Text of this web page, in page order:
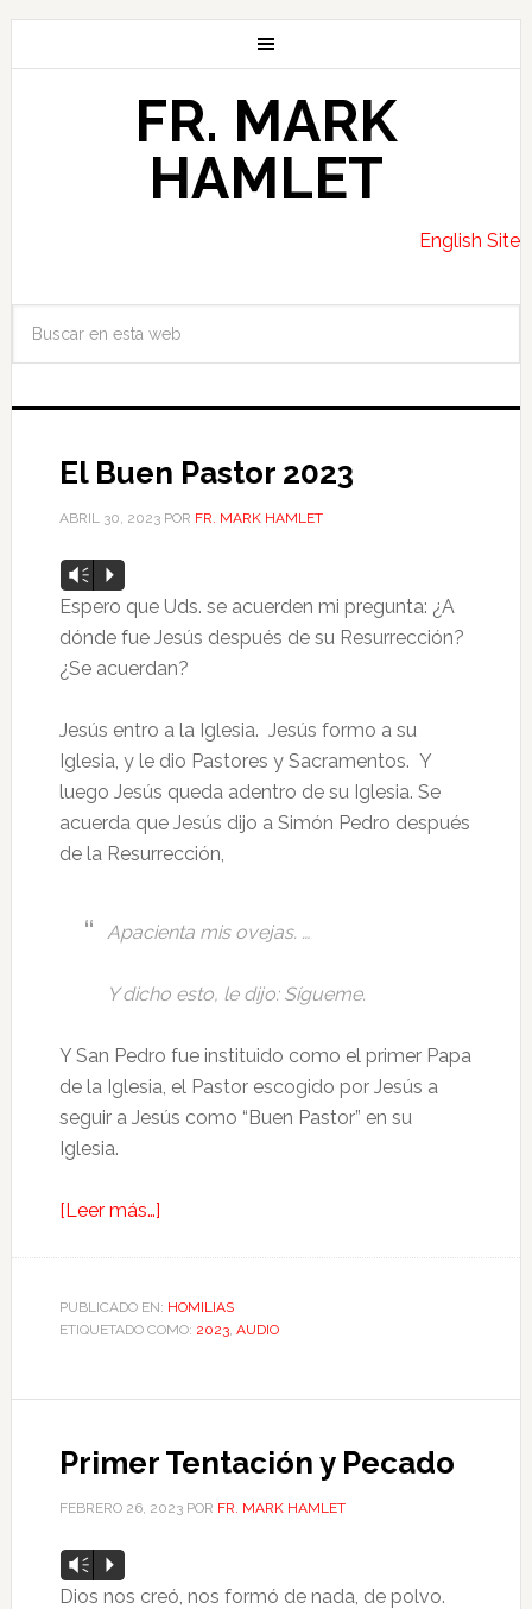
FR. MARK
HAMLET
English Site
El Buen Pastor 2023
ABRIL 30, 2023POR FR. MARK HAMLET
Reproductor
de
audio
Vm P
Espero que Uds. se acuerden mi pregunta: ¿A
dónde fue Jesús después de su Resurrección?
¿Se acuerdan?
Jesús entro a la Iglesia. Jesús formo a su
Iglesia, y le dio Pastores y Sacramentos. Y
luego Jesús queda adentro de su Iglesia. Se
acuerda que Jesús dijo a Simón Pedro después
de la Resurrección,
Apacienta mis ovejas. …
Y dicho esto, le dijo: Sígueme.
Y San Pedro fue instituido como el primer Papa
de la Iglesia, el Pastor escogido por Jesús a
seguir a Jesús como “Buen Pastor” en su
Iglesia.
[Leer más…]
PUBLICADO EN: HOMILIAS
ETIQUETADO COMO: 2023, AUDIO
Primer Tentación y Pecado
FEBRERO 26, 2023POR FR. MARK HAMLET
Reproductor
de
Vm P
Dios nos creó, nos formó de nada, de polvo.